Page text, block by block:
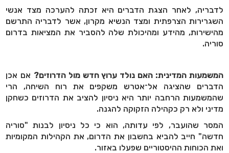
לדבריה, לאחר הצגת הדברים היא זכתה להערכה מצד אנשי
השגרירות הצרפתית ומצד הנשיא מקרון, אשר לדבריה התרשם
מהישירות, מהידע ומהיכולת שלה להסביר את המציאות בדרום
סוריה.
המשמעות המדינית: האם נולד ערוץ חדש מול הדרוזים?אם אכן
הדברים שהציגה אל־אטרש משקפים את רוח השיחה, הרי
שהמשמעות הרחבה יותר היא ניסיון להציב את הדרוזים כשחקן
מדיני ולא רק כקהילה הזקוקה להגנה.
המסר שהועבר, לפי עדותה, הוא כי כל ניסיון לבנות "סוריה
חדשה" חייב להביא בחשבון את הדרום, את הקהילות המקומיות
ואת הכוחות ההיסטוריים שפעלו באזור.